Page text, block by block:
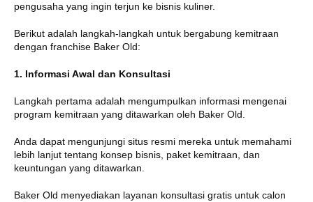
pengusaha yang ingin terjun ke bisnis kuliner.
Berikut adalah langkah-langkah untuk bergabung kemitraan
dengan franchise Baker Old:
1. Informasi Awal dan Konsultasi
Langkah pertama adalah mengumpulkan informasi mengenai
program kemitraan yang ditawarkan oleh Baker Old.
Anda dapat mengunjungi situs resmi mereka untuk memahami
lebih lanjut tentang konsep bisnis, paket kemitraan, dan
keuntungan yang ditawarkan.
Baker Old menyediakan layanan konsultasi gratis untuk calon